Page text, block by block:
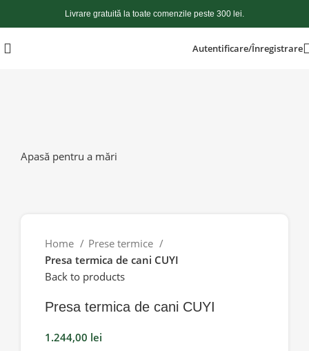
Livrare gratuită la toate comenzile peste 300 lei.
Autentificare/Înregistrare
Apasă pentru a mări
Home
Prese termice
Presa termica de cani CUYI
Back to products
Presa termica de cani CUYI
1.244,00 lei